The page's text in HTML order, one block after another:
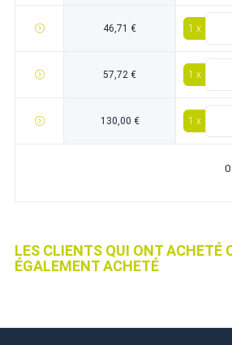
46,71 € 1 x
57,72 € 1 x
130,00 € 1 x
LES CLIENTS QUI ONT ACHETÉ
ÉGALEMENT ACHETÉ